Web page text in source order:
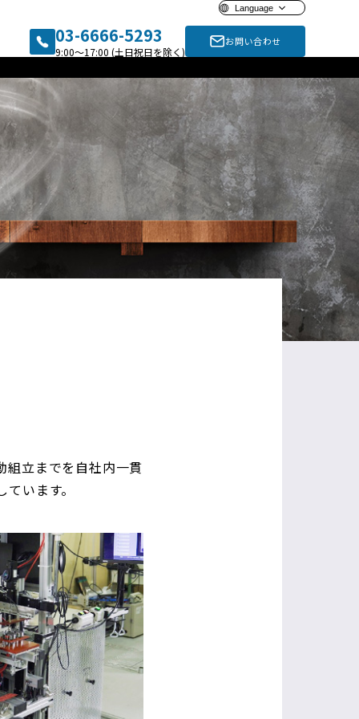
03-6666-5293
9:00〜17:00 (土日祝日を除く)
Language
お問い合わせ
組立までを自社内一貫
います。